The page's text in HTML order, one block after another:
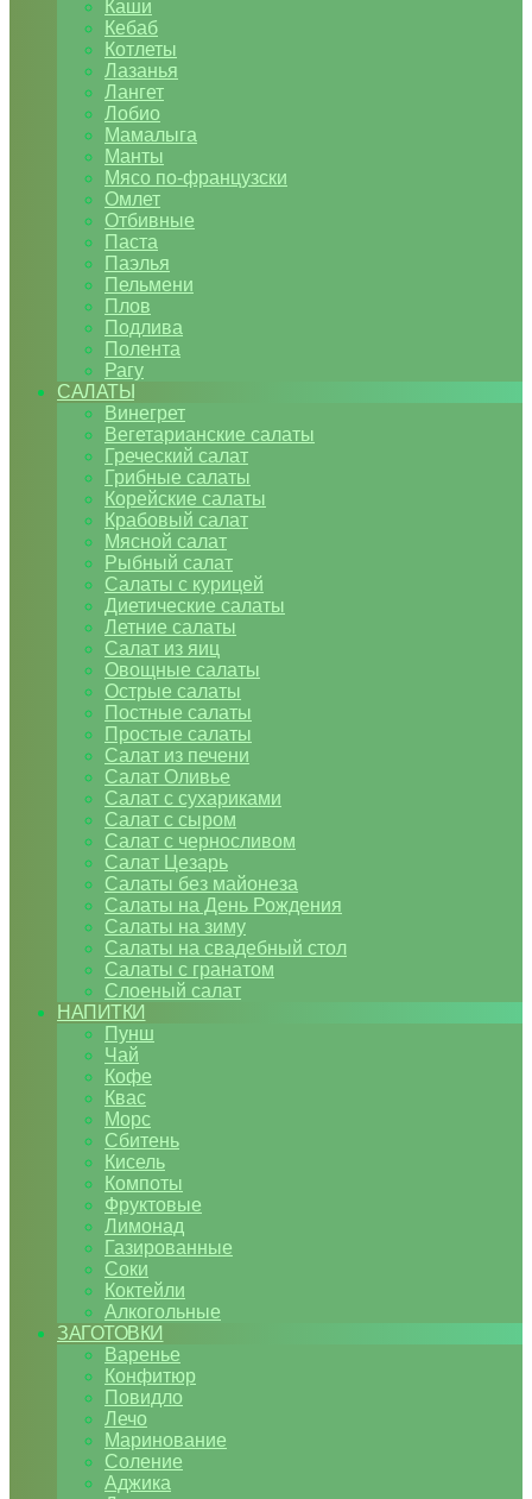
Каши
Кебаб
Котлеты
Лазанья
Лангет
Лобио
Мамалыга
Манты
Мясо по-французски
Омлет
Отбивные
Паста
Паэлья
Пельмени
Плов
Подлива
Полента
Рагу
САЛАТЫ
Винегрет
Вегетарианские салаты
Греческий салат
Грибные салаты
Корейские салаты
Крабовый салат
Мясной салат
Рыбный салат
Салаты с курицей
Диетические салаты
Летние салаты
Салат из яиц
Овощные салаты
Острые салаты
Постные салаты
Простые салаты
Салат из печени
Салат Оливье
Салат с сухариками
Салат с сыром
Салат с черносливом
Салат Цезарь
Салаты без майонеза
Салаты на День Рождения
Салаты на зиму
Салаты на свадебный стол
Салаты с гранатом
Слоеный салат
НАПИТКИ
Пунш
Чай
Кофе
Квас
Морс
Сбитень
Кисель
Компоты
Фруктовые
Лимонад
Газированные
Соки
Коктейли
Алкогольные
ЗАГОТОВКИ
Варенье
Конфитюр
Повидло
Лечо
Маринование
Соление
Аджика